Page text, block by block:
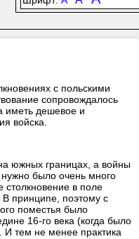
с польскими
сопровождалось
иметь дешевое и
войска.
южных границах, а войны
было очень много
в поле
В принципе, поэтому с
поместья было
16-го века (когда было
тем не менее практика